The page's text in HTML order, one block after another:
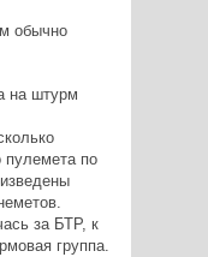
обычно
на штурм
пулемета по
за БТР, к
группа.